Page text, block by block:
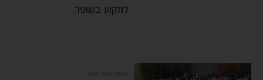
לתקוע בשופר.
אומן ראש השנה